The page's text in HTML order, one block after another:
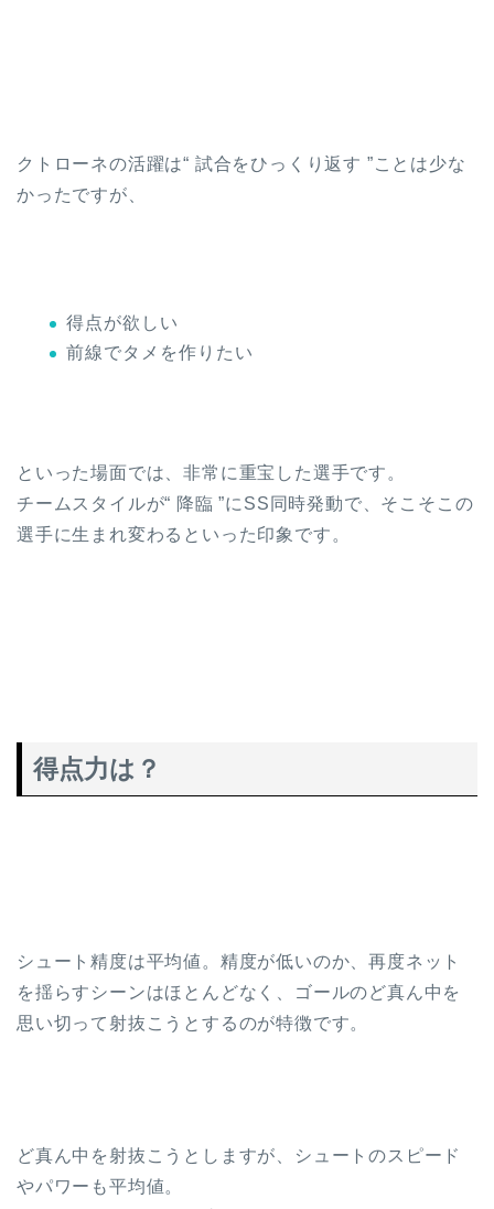
クトローネの活躍は“ 試合をひっくり返す ”ことは少な
かったですが、
得点が欲しい
前線でタメを作りたい
といった場面では、非常に重宝した選手です。
チームスタイルが“ 降臨 ”にSS同時発動で、そこそこの
選手に生まれ変わるといった印象です。
得点力は？
シュート精度は平均値。精度が低いのか、再度ネット
を揺らすシーンはほとんどなく、ゴールのど真ん中を
思い切って射抜こうとするのが特徴です。
ど真ん中を射抜こうとしますが、シュートのスピード
やパワーも平均値。